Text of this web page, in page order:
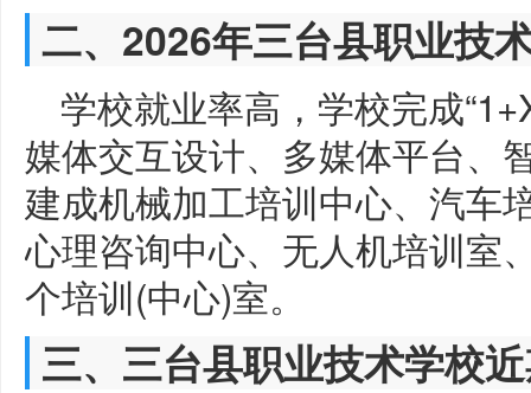
二、2026年三台县职业技
学校就业率高，学校完成
媒体交互设计、多媒体平台、
建成机械加工培训中心、汽车
心理咨询中心、无人机培训室
个培训(中心)室。
三、三台县职业技术学校